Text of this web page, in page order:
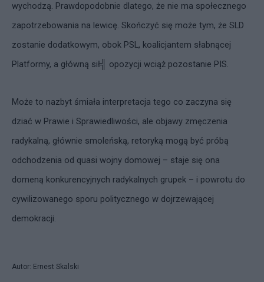
wychodzą. Prawdopodobnie dlatego, że nie ma społecznego
zapotrzebowania na lewicę. Skończyć się może tym, że SLD
zostanie dodatkowym, obok PSL, koalicjantem słabnącej
Platformy, a główną sił╣ opozycji wciąż pozostanie PIS.
Może to nazbyt śmiała interpretacja tego co zaczyna się
dziać w Prawie i Sprawiedliwości, ale objawy zmęczenia
radykalną, głównie smoleńską, retoryką mogą być próbą
odchodzenia od quasi wojny domowej – staje się ona
domeną konkurencyjnych radykalnych grupek – i powrotu do
cywilizowanego sporu politycznego w dojrzewającej
demokracji.
Autor: Ernest Skalski